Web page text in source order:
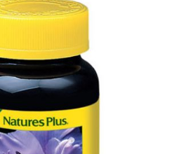
Sconti fino al 55% validi
OGGI!